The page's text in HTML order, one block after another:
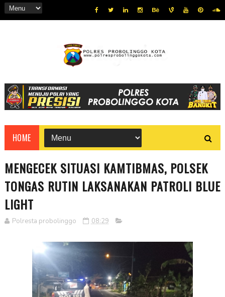
HOME
MENGECEK SITUASI KAMTIBMAS, POLSEK
TONGAS RUTIN LAKSANAKAN PATROLI BLUE
LIGHT
Polresta probolinggo 08:29